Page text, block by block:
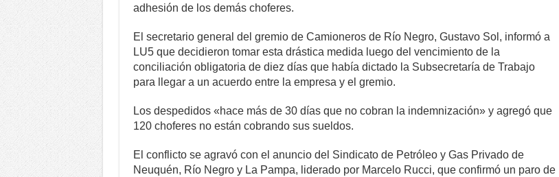
adhesión de los demás choferes.
El secretario general del gremio de Camioneros de Río Negro, Gustavo Sol, informó a
LU5 que decidieron tomar esta drástica medida luego del vencimiento de la
conciliación obligatoria de diez días que había dictado la Subsecretaría de Trabajo
para llegar a un acuerdo entre la empresa y el gremio.
Los despedidos «hace más de 30 días que no cobran la indemnización» y agregó que
120 choferes no están cobrando sus sueldos.
El conflicto se agravó con el anuncio del Sindicato de Petróleo y Gas Privado de
Neuquén, Río Negro y La Pampa, liderado por Marcelo Rucci, que confirmó un paro de